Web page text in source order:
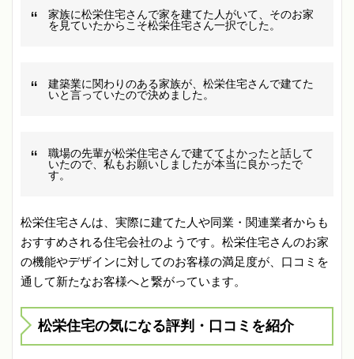
家族に松栄住宅さんで家を建てた人がいて、そのお家
を見ていたからこそ松栄住宅さん一択でした。
建築業に関わりのある家族が、松栄住宅さんで建てた
いと言っていたので決めました。
職場の先輩が松栄住宅さんで建ててよかったと話して
いたので、私もお願いしましたが本当に良かったで
す。
松栄住宅さんは、実際に建てた人や同業・関連業者からも
おすすめされる住宅会社のようです。松栄住宅さんのお家
の機能やデザインに対してのお客様の満足度が、口コミを
通して新たなお客様へと繋がっています。
松栄住宅の気になる評判・口コミを紹介